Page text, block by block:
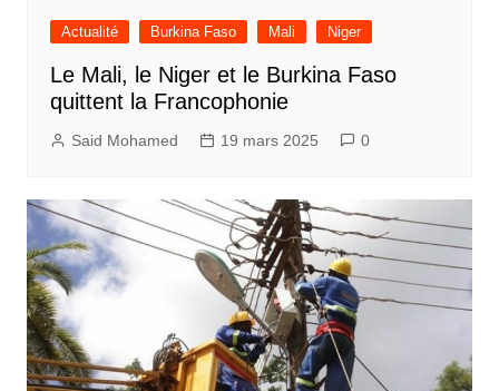
Actualité Burkina Faso Mali Niger
Le Mali, le Niger et le Burkina Faso
quittent la Francophonie
Said Mohamed 19 mars 2025 0